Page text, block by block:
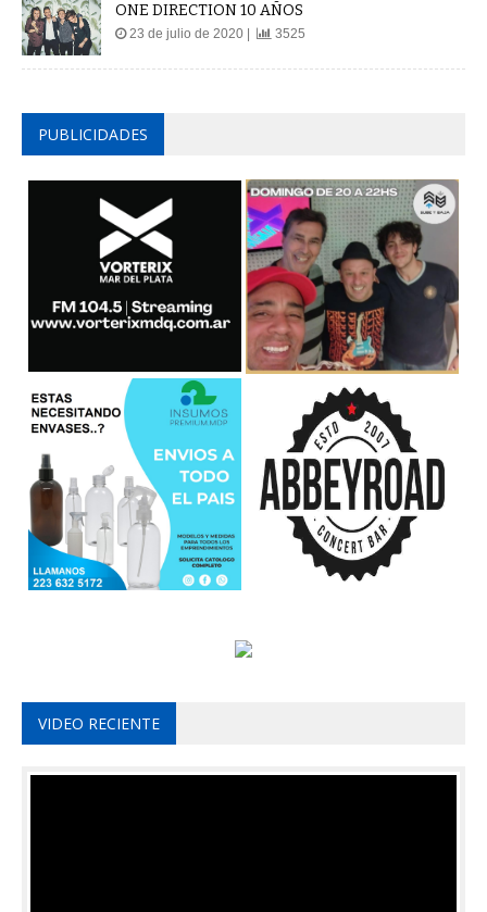
ONE DIRECTION 10 AÑOS
23 de julio de 2020 | 3525
PUBLICIDADES
VIDEO RECIENTE